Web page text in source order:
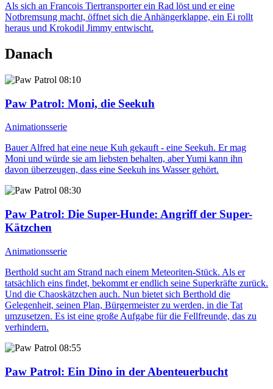
Als sich an Francois Tiertransporter ein Rad löst und er eine
Notbremsung macht, öffnet sich die Anhängerklappe, ein Ei rollt
heraus und Krokodil Jimmy entwischt.
Danach
08:10
Paw Patrol: Moni, die Seekuh
Animationsserie
Bauer Alfred hat eine neue Kuh gekauft - eine Seekuh. Er mag
Moni und würde sie am liebsten behalten, aber Yumi kann ihn
davon überzeugen, dass eine Seekuh ins Wasser gehört.
08:30
Paw Patrol: Die Super-Hunde: Angriff der Super-
Kätzchen
Animationsserie
Berthold sucht am Strand nach einem Meteoriten-Stück. Als er
tatsächlich eins findet, bekommt er endlich seine Superkräfte zurück.
Und die Chaoskätzchen auch. Nun bietet sich Berthold die
Gelegenheit, seinen Plan, Bürgermeister zu werden, in die Tat
umzusetzen. Es ist eine große Aufgabe für die Fellfreunde, das zu
verhindern.
08:55
Paw Patrol: Ein Dino in der Abenteuerbucht